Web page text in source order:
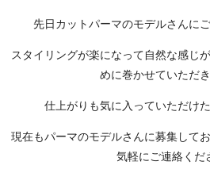
先日カットパーマのモデルさんに
スタイリングが楽になって自然な感じ
めに巻かせていただ
仕上がりも気に入っていただけ
現在もパーマのモデルさんに募集して
気軽にご連絡くだ